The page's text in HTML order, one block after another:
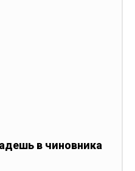
в чиновника